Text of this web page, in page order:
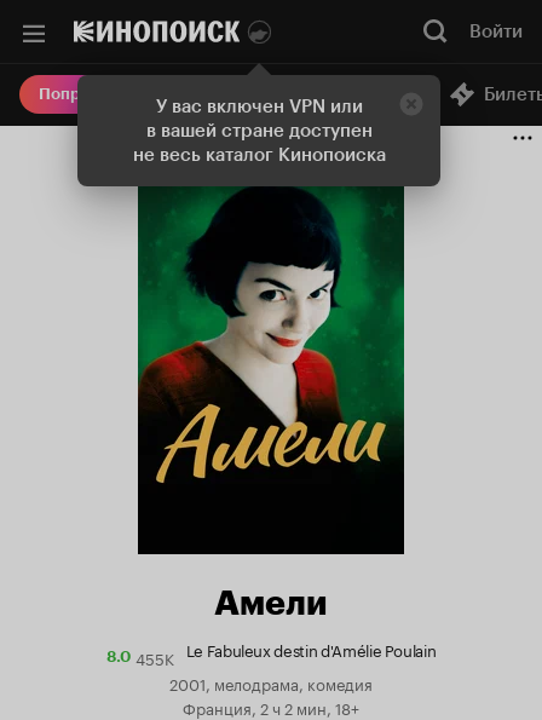
У вас включен VPN или
в вашей стране доступен
не весь каталог Кинопоиска
Войти
Попробовать Плюс Онлайн-кинотеатр
Амели
8.0Рейтинг
Кинопоиска
455K Le Fabuleux destin d'Amélie Poulain
2001, мелодрама, комедия
Франция, 2 ч 2 мин, 18+